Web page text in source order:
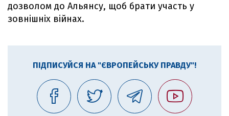
дозволом до Альянсу, щоб брати участь у
зовнішніх війнах.
ПІДПИСУЙСЯ НА "ЄВРОПЕЙСЬКУ ПРАВДУ"!